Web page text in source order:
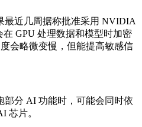
最近几周据称批准采用 NVIDIA
GPU 处理数据和模型时加密
会略微变慢，但能提高敏感信
部分 AI 功能时，可能会同时依
芯片。